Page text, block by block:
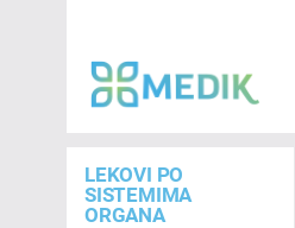
LEKOVI PO
SISTEMIMA
ORGANA